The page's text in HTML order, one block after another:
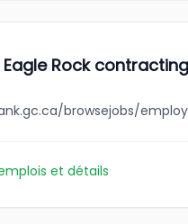
Eagle Rock contracting
et détails